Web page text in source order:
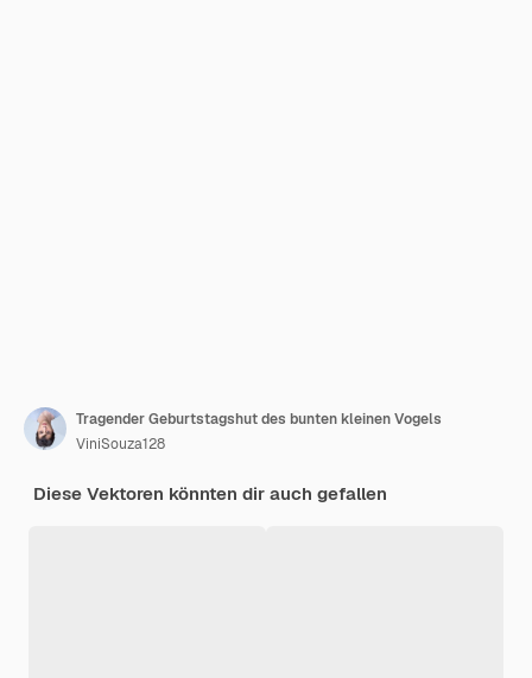
Tragender Geburtstagshut des bunten kleinen Vogels
ViniSouza128
Diese Vektoren könnten dir auch gefallen